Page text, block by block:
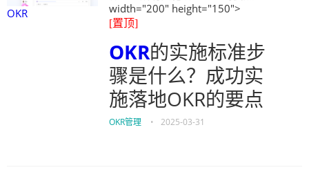
OKR
width="200" height="150">
[置顶]
OKR的实施标准步
骤是什么？成功实
施落地OKR的要点
OKR管理 • 2025-03-31